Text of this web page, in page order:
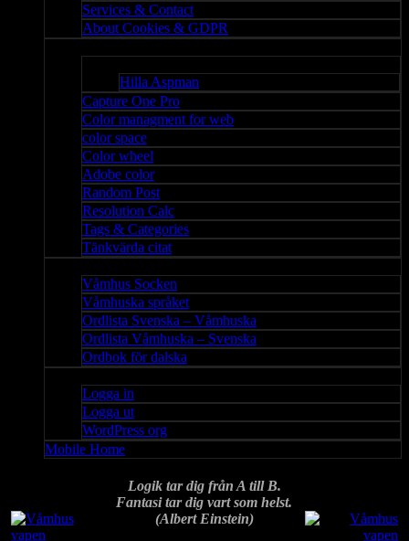
Services & Contact
About Cookies & GDPR
Hilla Aspman
Capture One Pro
Color managment for web
color space
Color wheel
Adobe color
Random Post
Resolution Calc
Tags & Categories
Tänkvärda citat
Våmhus Socken
Våmhuska språket
Ordlista Svenska – Våmhuska
Ordlista Våmhuska – Svenska
Ordbok för dalska
Logga in
Logga ut
WordPress org
Mobile Home
Logik tar dig från A till B.
Fantasi tar dig vart som helst.
(Albert Einstein)